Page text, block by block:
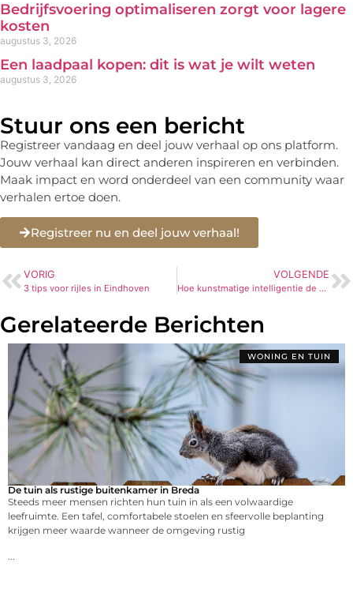
Bedrijfsvoering optimaliseren zorgt voor lagere
kosten
augustus 3, 2026
Een laadpaal kopen: dit is wat je wilt weten
augustus 3, 2026
Stuur ons een bericht
Registreer vandaag en deel jouw verhaal op ons platform.
Jouw verhaal kan direct anderen inspireren en verbinden.
Maak impact en word onderdeel van een community waar
verhalen ertoe doen.
Registreer nu en deel jouw verhaal!
VORIG
3 tips voor rijles in Eindhoven
VOLGENDE
Hoe kunstmatige intelligentie de gezondheidssector en productinnovatie transformeert
Gerelateerde Berichten
WONING EN TUIN
De tuin als rustige buitenkamer in Breda
Steeds meer mensen richten hun tuin in als een volwaardige
leefruimte. Een tafel, comfortabele stoelen en sfeervolle beplanting
krijgen meer waarde wanneer de omgeving rustig